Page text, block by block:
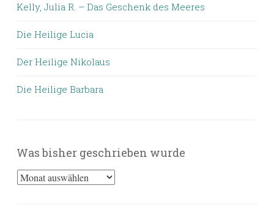
Kelly, Julia R. – Das Geschenk des Meeres
Die Heilige Lucia
Der Heilige Nikolaus
Die Heilige Barbara
Was bisher geschrieben wurde
Was